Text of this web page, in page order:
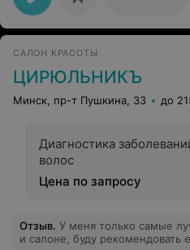
САЛОН КРАСОТЫ
ЦИРЮЛЬНИКЪ
Минск, пр-т Пушкина, 33 до
Диагностика
волос
Цена по запросу
Отзыв. У меня только самые
и салоне, буду рекомендовать